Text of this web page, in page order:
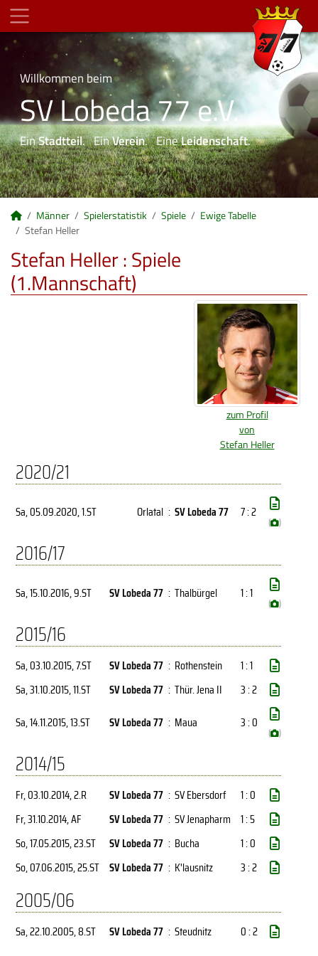
Willkommen beim
SV Lobeda 77 e.V.
EinStadtteil. EinVerein. EineLeidenschaft.
Männer Spielerstatistik Spiele
Ewige Tabelle
Stefan Heller
Stefan Heller : Spiele
(1.Mannschaft)
zum Profil
von
Stefan Heller
2020/21
Sa, 05.09.2020, 1.ST Orlatal : SV Lobeda 77 7 : 2
( )
2016/17
Sa, 15.10.2016, 9.ST SV Lobeda 77 : Thalbürgel 1 : 1
( )
2015/16
Sa, 03.10.2015, 7.ST SV Lobeda 77 : Rothenstein
1 : 1
Sa, 31.10.2015, 11.ST SV Lobeda 77 : Thür. Jena II
3 : 2
Sa, 14.11.2015, 13.ST SV Lobeda 77 : Maua 3 : 0
( )
2014/15
Fr, 03.10.2014, 2.R SV Lobeda 77 : SV Ebersdorf
1 : 0
Fr, 31.10.2014, AF SV Lobeda 77 : SV Jenapharm 1 : 5
So, 17.05.2015, 23.ST SV Lobeda 77 : Bucha
1 : 0
So, 07.06.2015, 25.ST SV Lobeda 77 : K'lausnitz 3 : 2
2005/06
Sa, 22.10.2005, 8.ST SV Lobeda 77 : Steudnitz 0 : 2